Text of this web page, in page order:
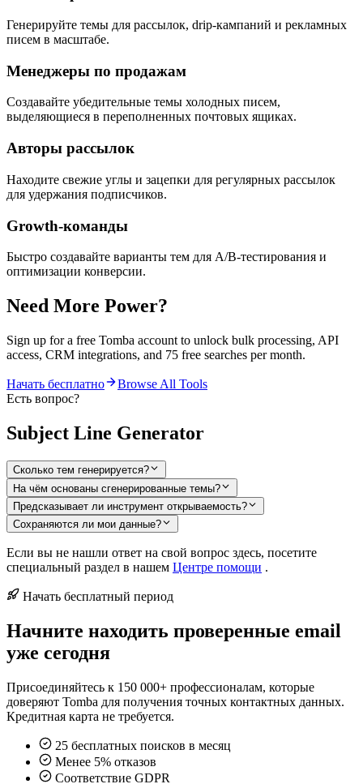
Генерируйте темы для рассылок, drip-кампаний и рекламных
писем в масштабе.
Менеджеры по продажам
Создавайте убедительные темы холодных писем,
выделяющиеся в переполненных почтовых ящиках.
Авторы рассылок
Находите свежие углы и зацепки для регулярных рассылок
для удержания подписчиков.
Growth-команды
Быстро создавайте варианты тем для A/B-тестирования и
оптимизации конверсии.
Need More Power?
Sign up for a free Tomba account to unlock bulk processing, API
access, CRM integrations, and 75 free searches per month.
Начать бесплатно
Browse All Tools
Есть вопрос?
Subject Line Generator
Сколько тем генерируется?
На чём основаны сгенерированные темы?
Предсказывает ли инструмент открываемость?
Сохраняются ли мои данные?
Если вы не нашли ответ на свой вопрос здесь, посетите
специальный раздел в нашем Центре помощи .
Начать бесплатный период
Начните находить проверенные email
уже сегодня
Присоединяйтесь к 150 000+ профессионалам, которые
доверяют Tomba для получения точных контактных данных.
Кредитная карта не требуется.
25 бесплатных поисков в месяц
Менее 5% отказов
Соответствие GDPR